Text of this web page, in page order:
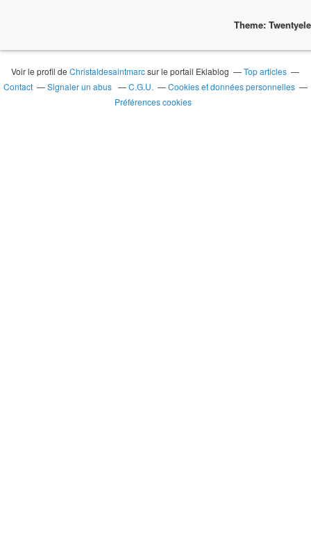
Theme:
Voir le profil deChristaldesaintmarcsur le portail Eklablog
Top articles
Contact
Signaler un abus C.G.U.
Cookies et données personnelles
Préférences cookies